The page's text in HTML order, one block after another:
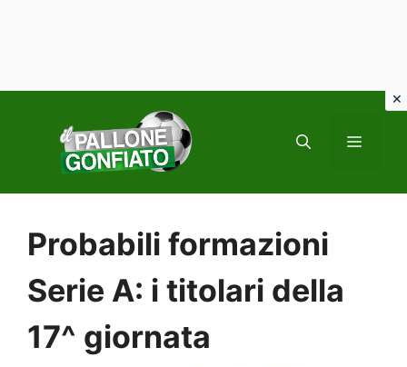
contenuto
MENU
Probabili formazioni
Serie A: i titolari della
17^ giornata